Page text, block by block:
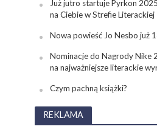
Już jutro startuje Pyrkon
na Ciebie w Strefie Literackiej
Nowa powieść Jo Nesbo już
Nominacje do Nagrody Nike
na najważniejsze literackie
Czym pachną książki?
REKLAMA